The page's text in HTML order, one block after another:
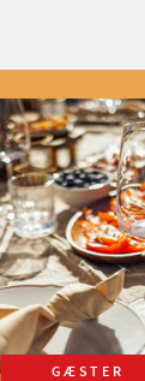
GÆSTER